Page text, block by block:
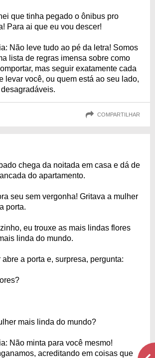
que tinha pegado o ônibus pro
Para ai que eu vou descer!
Não leve tudo ao pé da letra! Somos
lista de regras imensa sobre como
mas seguir exatamente cada
levar você, ou quem está ao seu lado,
COMPARTILHAR
chega da noitada em casa e dá de
do apartamento.
seu sem vergonha! Gritava a mulher
porta.
eu trouxe as mais lindas flores
linda do mundo.
abre a porta e, surpresa, pergunta:
mais linda do mundo?
Não minta para você mesmo!
acreditando em coisas que